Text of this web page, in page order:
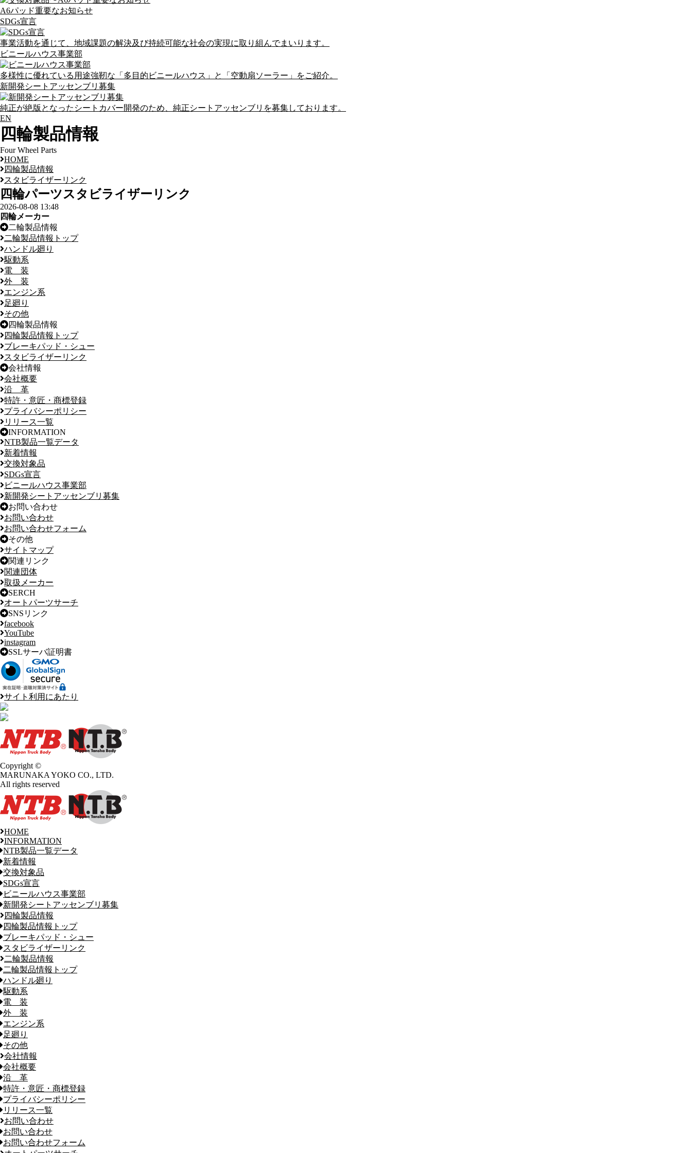
A6パッド重要なお知らせ
SDGs宣言
事業活動を通じて、地域課題の解決及び持続可能な社会の実現に取り組んでまいります。
ビニールハウス事業部
多様性に優れている用途強靭な「多目的ビニールハウス」と「空動扇ソーラー」をご紹介。
新開発シートアッセンブリ募集
純正が絶版となったシートカバー開発のため、純正シートアッセンブリを募集しております。
EN
四輪製品情報
Four Wheel Parts
HOME
四輪製品情報
スタビライザーリンク
四輪パーツスタビライザーリンク
2026-08-08 13:48
四輪メーカー
二輪製品情報
二輪製品情報トップ
ハンドル廻り
駆動系
電 装
外 装
エンジン系
足廻り
その他
四輪製品情報
四輪製品情報トップ
ブレーキパッド・シュー
スタビライザーリンク
会社情報
会社概要
沿 革
特許・意匠・商標登録
プライバシーポリシー
リリース一覧
INFORMATION
NTB製品一覧データ
新着情報
交換対象品
SDGs宣言
ビニールハウス事業部
新開発シートアッセンブリ募集
お問い合わせ
お問い合わせ
お問い合わせフォーム
その他
サイトマップ
関連リンク
関連団体
取扱メーカー
SERCH
オートパーツサーチ
SNSリンク
facebook
YouTube
instagram
SSLサーバ証明書
サイト利用にあたり
Copyright ©
MARUNAKA YOKO CO., LTD.
All rights reserved
HOME
INFORMATION
NTB製品一覧データ
新着情報
交換対象品
SDGs宣言
ビニールハウス事業部
新開発シートアッセンブリ募集
四輪製品情報
四輪製品情報トップ
ブレーキパッド・シュー
スタビライザーリンク
二輪製品情報
二輪製品情報トップ
ハンドル廻り
駆動系
電 装
外 装
エンジン系
足廻り
その他
会社情報
会社概要
沿 革
特許・意匠・商標登録
プライバシーポリシー
リリース一覧
お問い合わせ
お問い合わせ
お問い合わせフォーム